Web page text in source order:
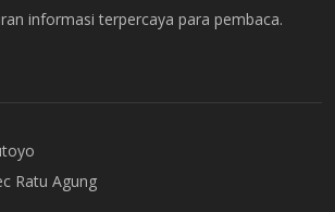
informasi terpercaya para pembaca.
Ratu Agung